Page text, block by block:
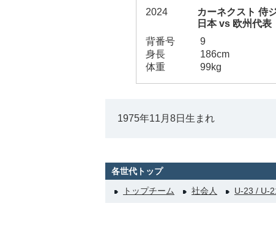
2024
カーネクスト 侍
日本 vs 欧州代表
背番号
9
身長
186cm
体重
99kg
1975年11月8日生まれ
各世代トップ
トップチーム
社会人 U-23 / U-